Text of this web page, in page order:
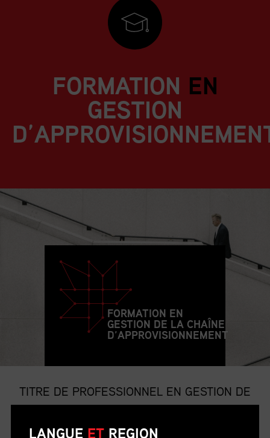
FORMATION EN
GESTION
FORMATION EN
GESTION DE LA CHAÎNE
D’APPROVISIONNEMENT
TITRE DE PROFESSIONNEL EN GESTION DE
LANGUE ETREGION